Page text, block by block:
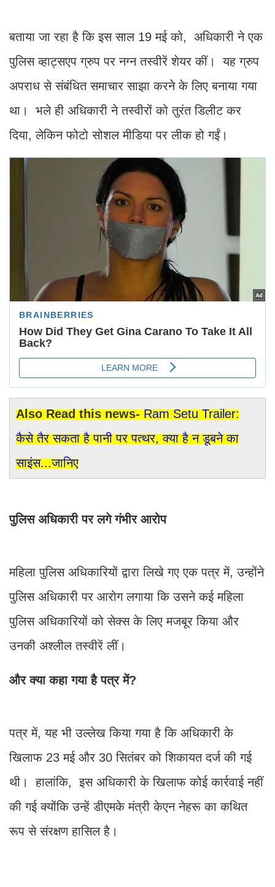
बताया जा रहा है कि इस साल 19 मई को, अधिकारी ने एक
पुलिस व्हाट्सएप ग्रुप पर नग्न तस्वीरें शेयर कीं। यह ग्रुप
अपराध से संबंधित समाचार साझा करने के लिए बनाया गया
था। भले ही अधिकारी ने तस्वीरों को तुरंत डिलीट कर
दिया, लेकिन फोटो सोशल मीडिया पर लीक हो गईं।
Also Read this news-Ram Setu Trailer:
कैसे तैर सकता है पानी पर पत्थर, क्या है न डूबने का
साइंस...जानिए
पुलिस अधिकारी पर लगे गंभीर आरोप
महिला पुलिस अधिकारियों द्वारा लिखे गए एक पत्र में, उन्होंने
पुलिस अधिकारी पर आरोग लगाया कि उसने कई महिला
पुलिस अधिकारियों को सेक्स के लिए मजबूर किया और
उनकी अश्लील तस्वीरें लीं।
और क्या कहा गया है पत्र में?
पत्र में, यह भी उल्लेख किया गया है कि अधिकारी के
खिलाफ 23 मई और 30 सितंबर को शिकायत दर्ज की गई
थी। हालांकि, इस अधिकारी के खिलाफ कोई कार्रवाई नहीं
की गई क्योंकि उन्हें डीएमके मंत्री केएन नेहरू का कथित
रूप से संरक्षण हासिल है।